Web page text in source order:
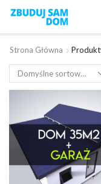
Strona Główna